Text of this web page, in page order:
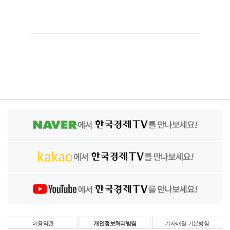
이용약관 개인정보처리방침 기사배열 기본방침